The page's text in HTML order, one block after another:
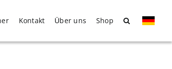
Kontakt Über uns Shop